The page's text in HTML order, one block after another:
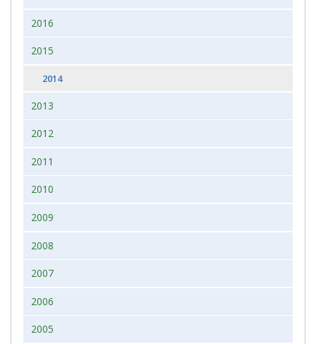
2016
2015
2014
2013
2012
2011
2010
2009
2008
2007
2006
2005